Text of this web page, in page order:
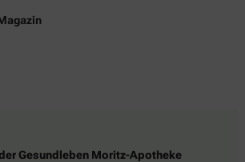
Gesundleben Moritz-Apotheke